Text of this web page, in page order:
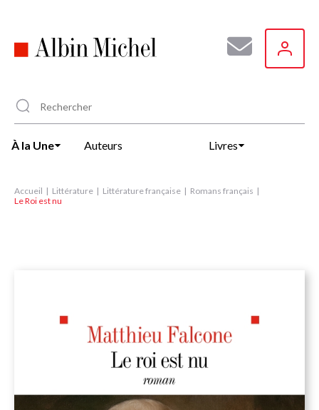
principal
À la Une Auteurs Livres
Accueil Littérature Littérature française
Romans français
Le Roi est nu